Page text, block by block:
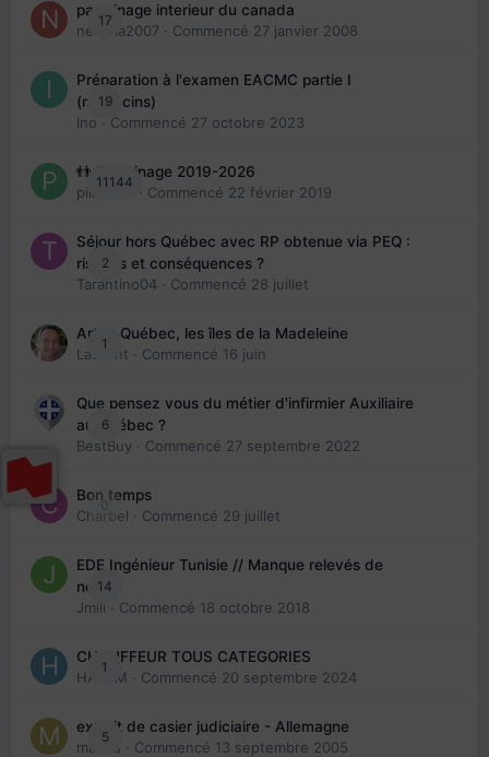
17
parrainage interieur du canada
nedjma2007 · Commencé 27 janvier 2008
19
Préparation à l'examen EACMC partie I
(médecins)
Ino · Commencé 27 octobre 2023
11144
👬 Parrainage 2019-2026
piinoush · Commencé 22 février 2019
2
Séjour hors Québec avec RP obtenue via PEQ :
risques et conséquences ?
Tarantino04 · Commencé 28 juillet
1
Arte : Québec, les îles de la Madeleine
Laurent · Commencé 16 juin
6
Que pensez vous du métier d'infirmier Auxiliaire
au Québec ?
BestBuy · Commencé 27 septembre 2022
0
Bon temps
Charbel · Commencé 29 juillet
14
EDE Ingénieur Tunisie // Manque relevés de
note
Jmili · Commencé 18 octobre 2018
1
CHAUFFEUR TOUS CATEGORIES
HAZEM · Commencé 20 septembre 2024
5
extrait de casier judiciaire - Allemagne
maries · Commencé 13 septembre 2005